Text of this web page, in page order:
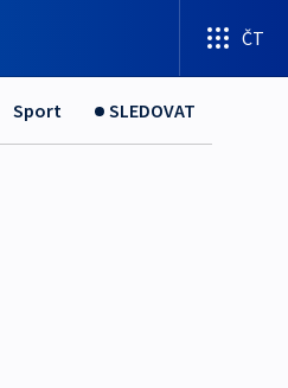
ČT
Sport SLEDOVAT